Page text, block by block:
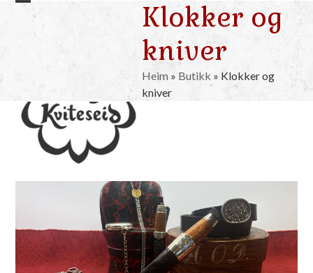
Skip
Open
menu
Close
menu
Klokker og
kniver
Heim» Butikk » Klokker og
kniver